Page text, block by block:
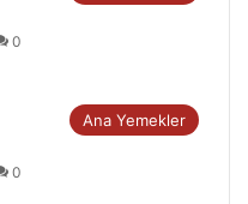
0
Ana Yemekler
0